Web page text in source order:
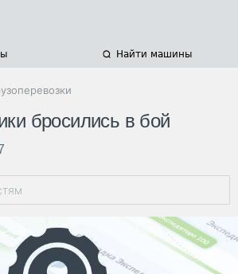
Найти машины
бросились в бой